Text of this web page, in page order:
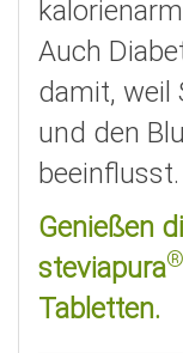
Auch
damit, weil
und den
beeinflusst.
Genießen
steviapura®
Tabletten.